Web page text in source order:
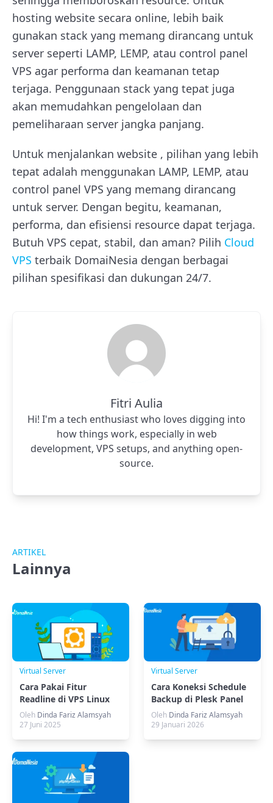
hosting website secara online, lebih baik
gunakan stack yang memang dirancang untuk
server seperti LAMP, LEMP, atau control panel
VPS agar performa dan keamanan tetap
terjaga. Penggunaan stack yang tepat juga
akan memudahkan pengelolaan dan
pemeliharaan server jangka panjang.
Untuk menjalankan website , pilihan yang lebih
tepat adalah menggunakan LAMP, LEMP, atau
control panel VPS yang memang dirancang
untuk server. Dengan begitu, keamanan,
performa, dan efisiensi resource dapat terjaga.
Butuh VPS cepat, stabil, dan aman? Pilih Cloud
VPS terbaik DomaiNesia dengan berbagai
pilihan spesifikasi dan dukungan 24/7.
Fitri Aulia
Hi! I'm a tech enthusiast who loves digging into
how things work, especially in web
development, VPS setups, and anything open-
source.
ARTIKEL
Lainnya
Virtual Server
Cara Pakai Fitur
Readline di VPS Linux
Agar Kerja Efektif
Oleh Dinda Fariz Alamsyah
27 Juni 2025
Virtual Server
Cara Koneksi Schedule
Backup di Plesk Panel
Dengan FTPS
Oleh Dinda Fariz Alamsyah
29 Januari 2026